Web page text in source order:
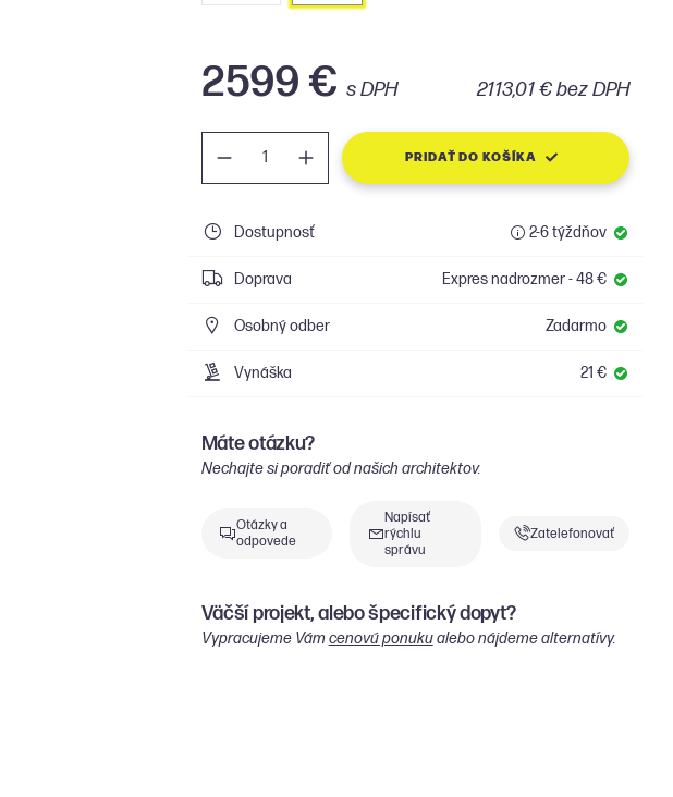
2599 € s DPH 2113,01 € bez DPH
PRIDAŤ DO KOŠÍKA
Dostupnosť 2-6 týždňov
Doprava Expres nadrozmer - 48 €
Osobný odber Zadarmo
Vynáška 21 €
Máte otázku?
Nechajte si poradiť od našich architektov.
Otázky a
odpovede
Napísať
rýchlu
správu
Zatelefonovať
Väčší projekt, alebo špecifický dopyt?
Vypracujeme Vámcenovú ponukualebo nájdeme alternatívy.